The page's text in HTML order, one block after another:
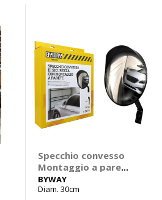
Specchio convesso
Montaggio a parete
- BYWAY
BYWAY
Diam. 30cm